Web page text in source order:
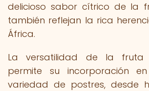
delicioso sabor cítrico de la
también reflejan la rica
África.
La versatilidad de la
permite su incorporación
variedad de postres, desde